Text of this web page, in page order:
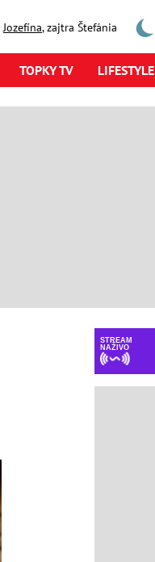
Jozefína, zajtra Štefánia
TOPKY TV LIFESTYLE
STREAM
NAŽIVO